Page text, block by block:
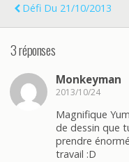
Défi Du 21/10/2013
3 réponses
Monkeyman
2013/10/24
Magnifique
de dessin que
prendre
travail :D